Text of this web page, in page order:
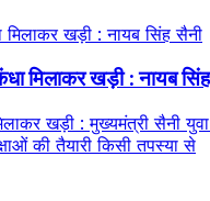
मिलाकर खड़ी : नायब
खड़ी : मुख्यमंत्री सैनी युवा
की तैयारी किसी तपस्या से